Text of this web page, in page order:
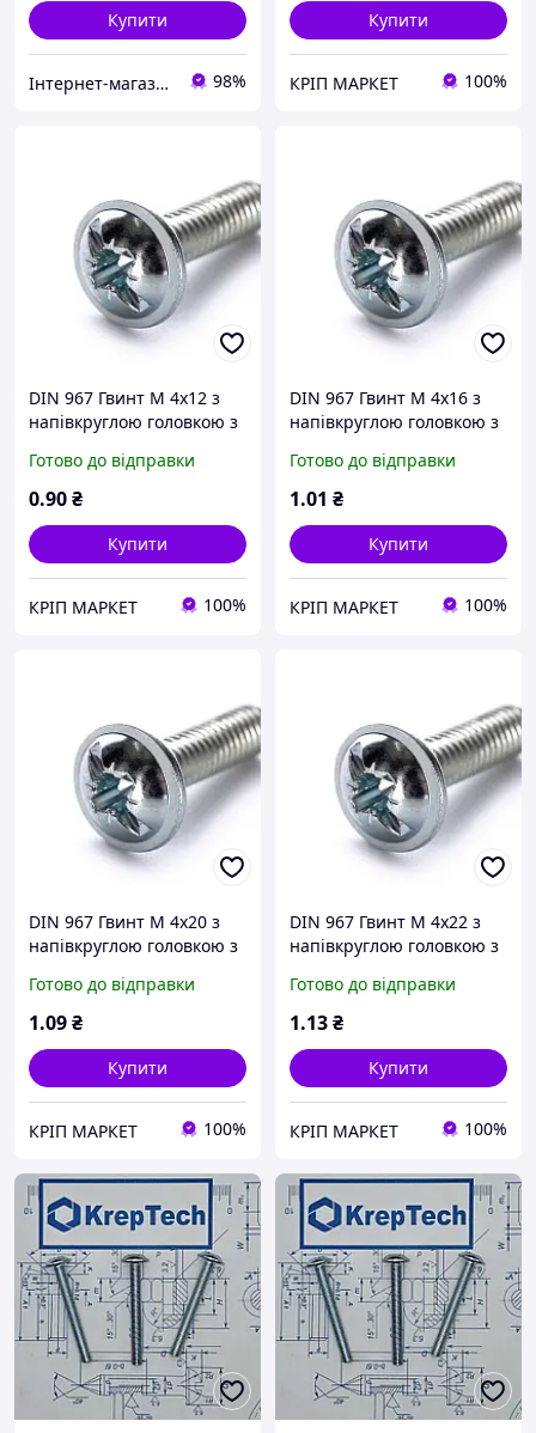
Купити
Інтернет-магазин товарів для творчості "Фурнітура" 98%
Купити
КРІП МАРКЕТ 100%
DIN 967 Гвинт М 4х12 з
напівкруглою головкою з
4.6, оцинкований
Готово до відправки
0.90₴
Купити
КРІП МАРКЕТ 100%
DIN 967 Гвинт М 4х16 з
напівкруглою головкою з
4.6, оцинкований
Готово до відправки
1.01 ₴
Купити
КРІП МАРКЕТ 100%
DIN 967 Гвинт М 4х20 з
напівкруглою головкою з
4.6, оцинкований
Готово до відправки
1.09₴
Купити
КРІП МАРКЕТ 100%
DIN 967 Гвинт М 4х22 з
напівкруглою головкою з
4.6, оцинкований
Готово до відправки
1.13₴
Купити
КРІП МАРКЕТ 100%